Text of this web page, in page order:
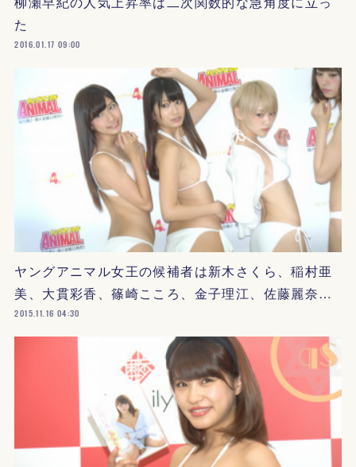
た
2016.01.17 09:00
ヤングアニマル女王の候補者は新木さくら、稲村亜
美、大貫彩香、篠崎こころ、金子理江、佐藤麗奈…
2015.11.16 04:30